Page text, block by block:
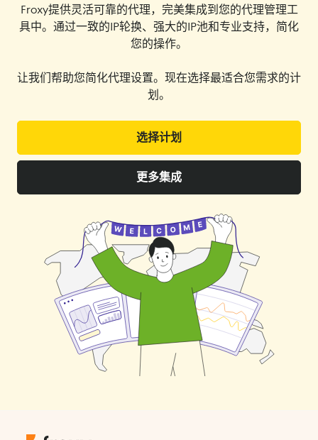
Froxy提供灵活可靠的代理，完美集成到您的代理管理工
具中。通过一致的IP轮换、强大的IP池和专业支持，简化
您的操作。
让我们帮助您简化代理设置。现在选择最适合您需求的计
划。
选择计划
更多集成